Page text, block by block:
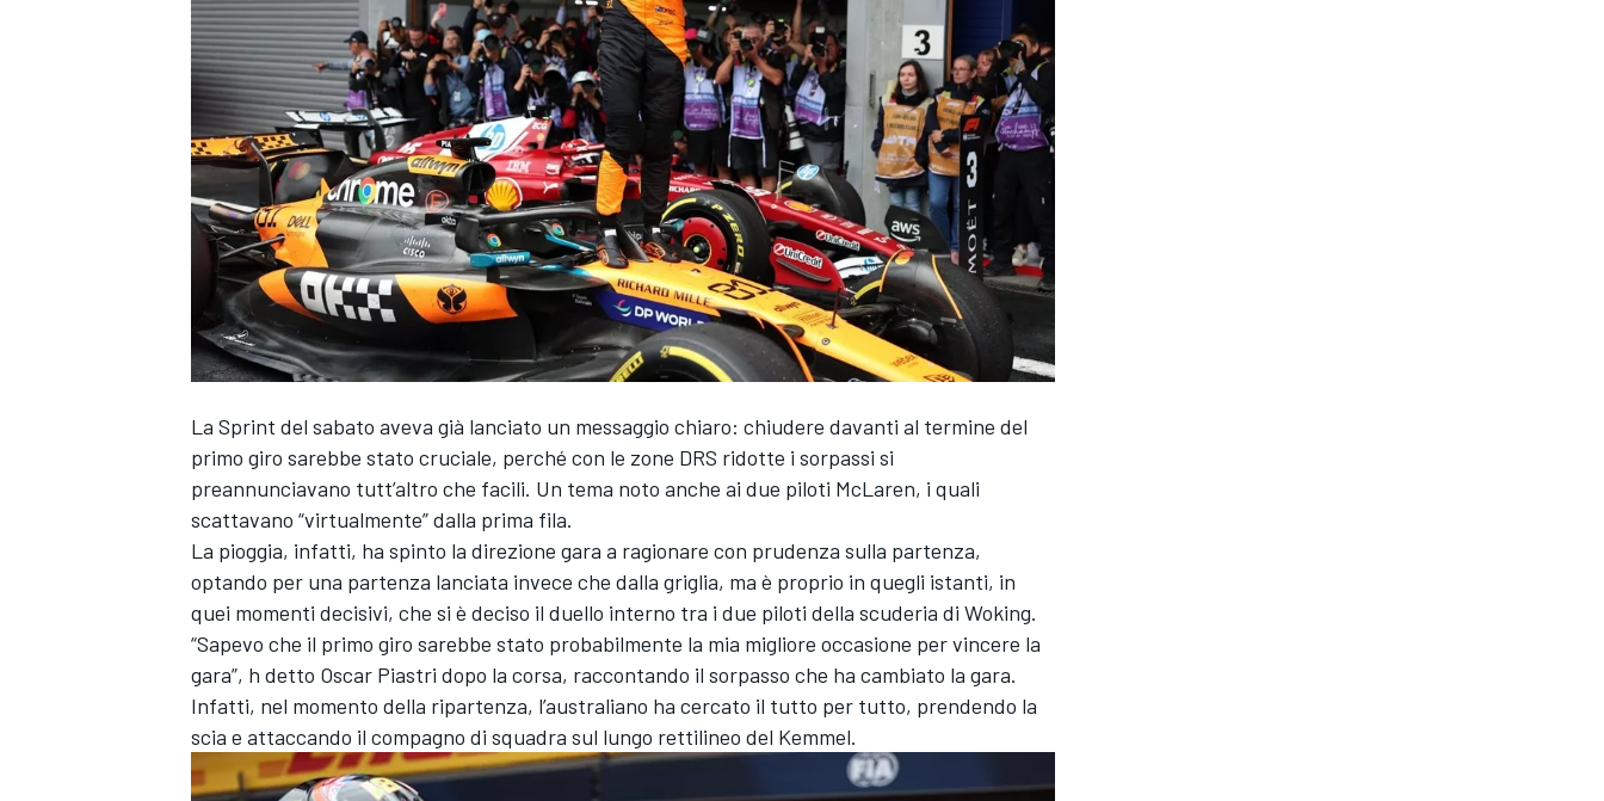
MONOPOSTO
La Sprint del sabato aveva già lanciato un messaggio chiaro: chiudere davanti al termine del
primo giro sarebbe stato cruciale, perché con le zone DRS ridotte i sorpassi si
preannunciavano tutt’altro che facili. Un tema noto anche ai due piloti McLaren, i quali
scattavano “virtualmente” dalla prima fila.
La pioggia, infatti, ha spinto la direzione gara a ragionare con prudenza sulla partenza,
optando per una partenza lanciata invece che dalla griglia, ma è proprio in quegli istanti, in
quei momenti decisivi, che si è deciso il duello interno tra i due piloti della scuderia di Woking.
“Sapevo che il primo giro sarebbe stato probabilmente la mia migliore occasione per vincere la
gara”, h detto Oscar Piastri dopo la corsa, raccontando il sorpasso che ha cambiato la gara.
Infatti, nel momento della ripartenza, l’australiano ha cercato il tutto per tutto, prendendo la
scia e attaccando il compagno di squadra sul lungo rettilineo del Kemmel.